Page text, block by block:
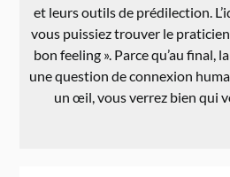
et leurs outils de prédilection.
vous puissiez trouver le praticien
bon feeling ». Parce qu’au final,
une question de connexion
un œil, vous verrez bien qui